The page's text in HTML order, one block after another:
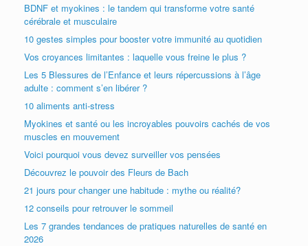
BDNF et myokines : le tandem qui transforme votre santé
cérébrale et musculaire
10 gestes simples pour booster votre immunité au quotidien
Vos croyances limitantes : laquelle vous freine le plus ?
Les 5 Blessures de l’Enfance et leurs répercussions à l’âge
adulte : comment s’en libérer ?
10 aliments anti-stress
Myokines et santé ou les incroyables pouvoirs cachés de vos
muscles en mouvement
Voici pourquoi vous devez surveiller vos pensées
Découvrez le pouvoir des Fleurs de Bach
21 jours pour changer une habitude : mythe ou réalité?
12 conseils pour retrouver le sommeil
Les 7 grandes tendances de pratiques naturelles de santé en
2026